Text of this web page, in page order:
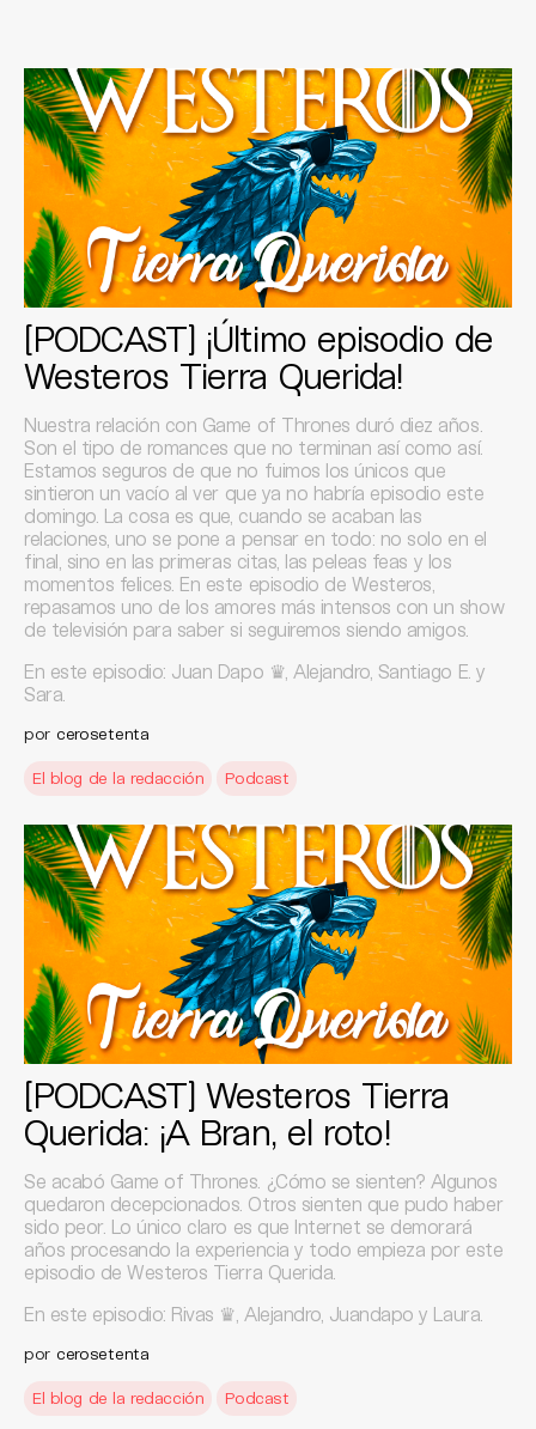
[PODCAST] ¡Último episodio de
Westeros Tierra Querida!
Nuestra relación con Game of Thrones duró diez años.
Son el tipo de romances que no terminan así como así.
Estamos seguros de que no fuimos los únicos que
sintieron un vacío al ver que ya no habría episodio este
domingo. La cosa es que, cuando se acaban las
relaciones, uno se pone a pensar en todo: no solo en el
final, sino en las primeras citas, las peleas feas y los
momentos felices. En este episodio de Westeros,
repasamos uno de los amores más intensos con un show
de televisión para saber si seguiremos siendo amigos.
En este episodio: Juan Dapo ♛, Alejandro, Santiago E. y
Sara.
por cerosetenta
El blog de la redacción Podcast
[PODCAST] Westeros Tierra
Querida: ¡A Bran, el roto!
Se acabó Game of Thrones. ¿Cómo se sienten? Algunos
quedaron decepcionados. Otros sienten que pudo haber
sido peor. Lo único claro es que Internet se demorará
años procesando la experiencia y todo empieza por este
episodio de Westeros Tierra Querida.
En este episodio: Rivas ♛, Alejandro, Juandapo y Laura.
por cerosetenta
El blog de la redacción Podcast